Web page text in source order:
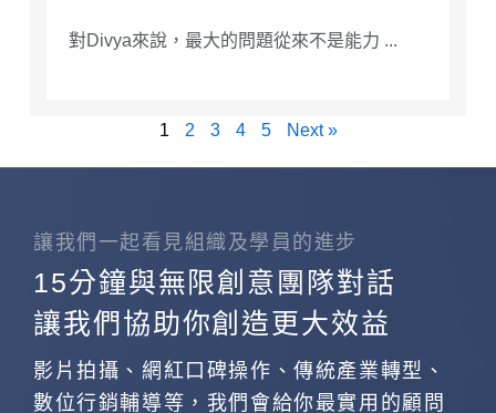
對Divya來說，最大的問題從來不是能力 ...
1 2 3 4 5 Next »
讓我們一起看見組織及學員的進步
15分鐘與無限創意團隊對話
讓我們協助你創造更大效益
影片拍攝、網紅口碑操作、傳統產業轉型、
數位行銷輔導等，我們會給你最實用的顧問